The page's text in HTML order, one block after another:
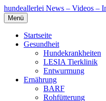
hundeallerlei News – Videos –
Menü
Startseite
Gesundheit
Hundekrankheiten
LESIA Tierklinik
Entwurmung
Ernährung
BARF
Rohfütterung